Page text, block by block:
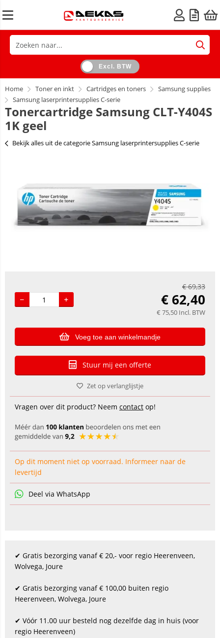
Excl. BTW
Home Toner en inkt Cartridges en toners
Samsung supplies
Samsung laserprintersupplies C-serie
Tonercartridge Samsung CLT-Y404S
1K geel
Bekijk alles uit de categorie Samsung laserprintersupplies C-serie
€69,33
€ 62,40
€ 75,50 Incl. BTW
Voeg toe aan winkelmandje
Stuur mij een offerte
Zet op verlanglijstje
Vragen over dit product? Neem contact op!
Op dit moment niet op voorraad. Informeer naar de
levertijd
Deel via WhatsApp
✔ Gratis bezorging vanaf € 20,- voor regio Heerenveen,
Wolvega, Joure
✔ Gratis bezorging vanaf € 100,00 buiten regio
Heerenveen, Wolvega, Joure
✔ Vóór 11.00 uur besteld nog dezelfde dag in huis (voor
regio Heerenveen)